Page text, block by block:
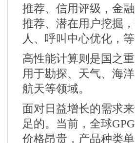
推荐、信用评级，金
推荐、潜在用户挖掘
人、呼叫中心优化，等
高性能计算则是国之
用于勘探、天气、海
航天等领域。
面对日益增长的需求来
足的。当前，全球
价格昂贵，产品种类